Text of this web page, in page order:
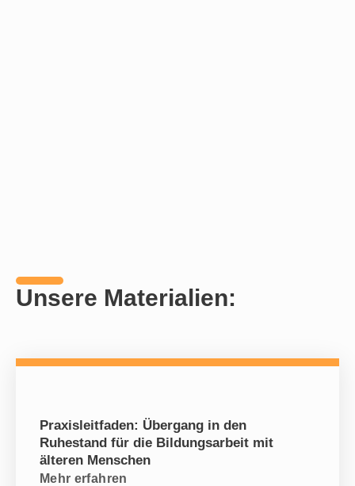
Unsere Materialien:
Praxisleitfaden: Übergang in den
Ruhestand für die Bildungsarbeit mit
älteren Menschen
Mehr erfahren